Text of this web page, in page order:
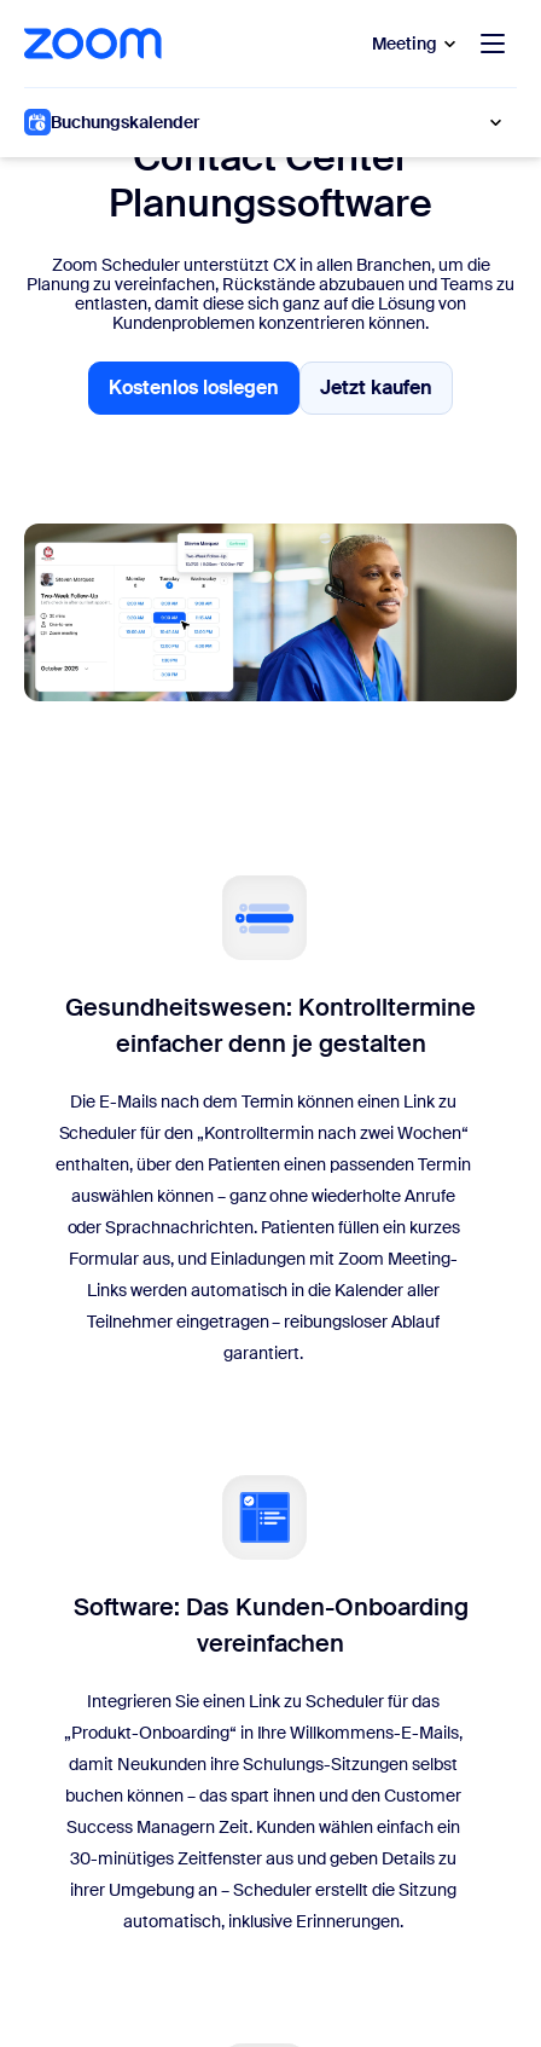
wechseln
Chat wechseln Meeting
Buchungskalender
Contact Center
Planungssoftware
Zoom Scheduler unterstützt CX in allen Branchen, um die
Planung zu vereinfachen, Rückstände abzubauen und Teams zu
entlasten, damit diese sich ganz auf die Lösung von
Kundenproblemen konzentrieren können.
Kostenlos loslegen
Kostenlos loslegen
Jetzt kaufen
Jetzt kaufen
Gesundheitswesen: Kontrolltermine
einfacher denn je gestalten
Die E-Mails nach dem Termin können einen Link zu
Scheduler für den „Kontrolltermin nach zwei Wochen“
enthalten, über den Patienten einen passenden Termin
auswählen können – ganz ohne wiederholte Anrufe
oder Sprachnachrichten. Patienten füllen ein kurzes
Formular aus, und Einladungen mit Zoom Meeting-
Links werden automatisch in die Kalender aller
Teilnehmer eingetragen – reibungsloser Ablauf
garantiert.
Software: Das Kunden-Onboarding
vereinfachen
Integrieren Sie einen Link zu Scheduler für das
„Produkt-Onboarding“ in Ihre Willkommens-E-Mails,
damit Neukunden ihre Schulungs-Sitzungen selbst
buchen können – das spart ihnen und den Customer
Success Managern Zeit. Kunden wählen einfach ein
30-minütiges Zeitfenster aus und geben Details zu
ihrer Umgebung an – Scheduler erstellt die Sitzung
automatisch, inklusive Erinnerungen.